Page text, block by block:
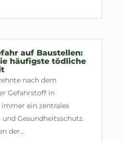
auf Baustellen:
häufigste tödliche
nach dem
Gefahrstoff in
ein zentrales
Gesundheitsschutz.
der...